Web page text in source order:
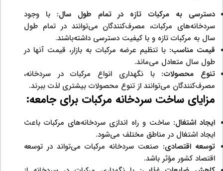
دسترسی به مرکبات تازه در تمام طول سال: با وجود
سردخانه‌های مرکبات، مصرف‌کنندگان می‌توانند در تمام طول
سال به مرکبات تازه و با کیفیت دسترسی داشته‌باشند.
قیمت مناسب: با تنظیم عرضه مرکبات به بازار، قیمت آنها در
طول سال متعادل می‌ماند.
تنوع محصولات: با نگهداری انواع مرکبات در سردخانه،
مصرف‌کنندگان می‌توانند از تنوع محصولات بیشتری لذت ببرند.
مزایای ساخت سردخانه مرکبات برای جامعه:
ایجاد اشتغال: ساخت و راه اندازی سردخانه‌های مرکبات باعث
ایجاد اشتغال در مناطق مختلف می‌شود.
توسعه اقتصادی: صنعت سردخانه مرکبات می‌تواند در توسعه
اقتصاد کشور مؤثر باشد.